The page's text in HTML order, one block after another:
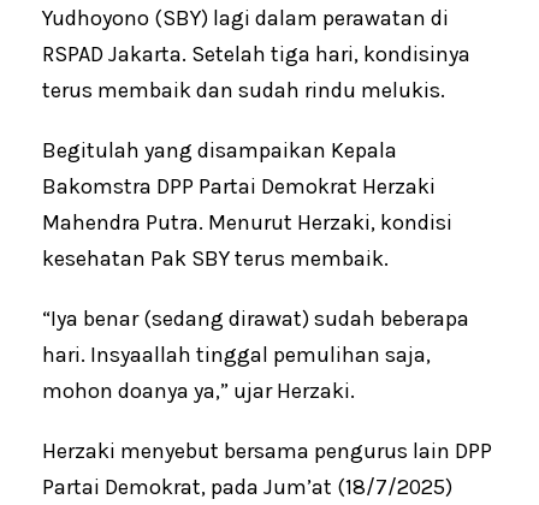
Yudhoyono (SBY) lagi dalam perawatan di
RSPAD Jakarta. Setelah tiga hari, kondisinya
terus membaik dan sudah rindu melukis.
Begitulah yang disampaikan Kepala
Bakomstra DPP Partai Demokrat Herzaki
Mahendra Putra. Menurut Herzaki, kondisi
kesehatan Pak SBY terus membaik.
“Iya benar (sedang dirawat) sudah beberapa
hari. Insyaallah tinggal pemulihan saja,
mohon doanya ya,” ujar Herzaki.
Herzaki menyebut bersama pengurus lain DPP
Partai Demokrat, pada Jum’at (18/7/2025)